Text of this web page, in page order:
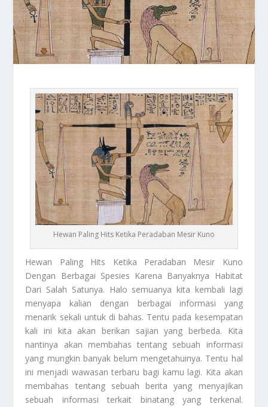
Hewan Paling Hits Ketika Peradaban Mesir Kuno
Hewan Paling Hits Ketika Peradaban Mesir Kuno
Dengan Berbagai Spesies Karena Banyaknya Habitat
Dari Salah Satunya. Halo semuanya kita kembali lagi
menyapa kalian dengan berbagai informasi yang
menarik sekali untuk di bahas. Tentu pada kesempatan
kali ini kita akan berikan sajian yang berbeda. Kita
nantinya akan membahas tentang sebuah informasi
yang mungkin banyak belum mengetahuinya. Tentu hal
ini menjadi wawasan terbaru bagi kamu lagi. Kita akan
membahas tentang sebuah berita yang menyajikan
sebuah informasi terkait binatang yang terkenal.